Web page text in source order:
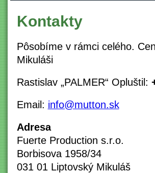
Kontakty
Pôsobíme v rámci celého.
Mikuláši
Rastislav „PALMER“ Opluštil:
Email: info@mutton.sk
Adresa
Fuerte Production s.r.o.
Borbisova 1958/34
031 01 Liptovský Mikuláš